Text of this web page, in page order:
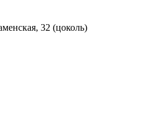
32 (цоколь)